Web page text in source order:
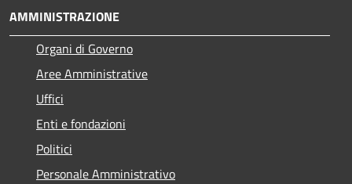
AMMINISTRAZIONE
Organi di Governo
Aree Amministrative
Uffici
Enti e fondazioni
Politici
Personale Amministrativo